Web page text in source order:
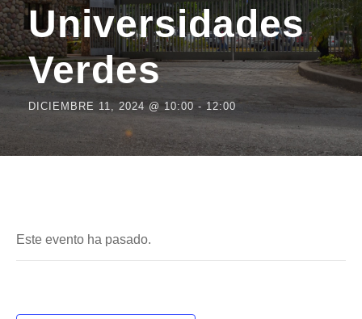
Universidades
Verdes
DICIEMBRE 11, 2024 @ 10:00 - 12:00
Este evento ha pasado.